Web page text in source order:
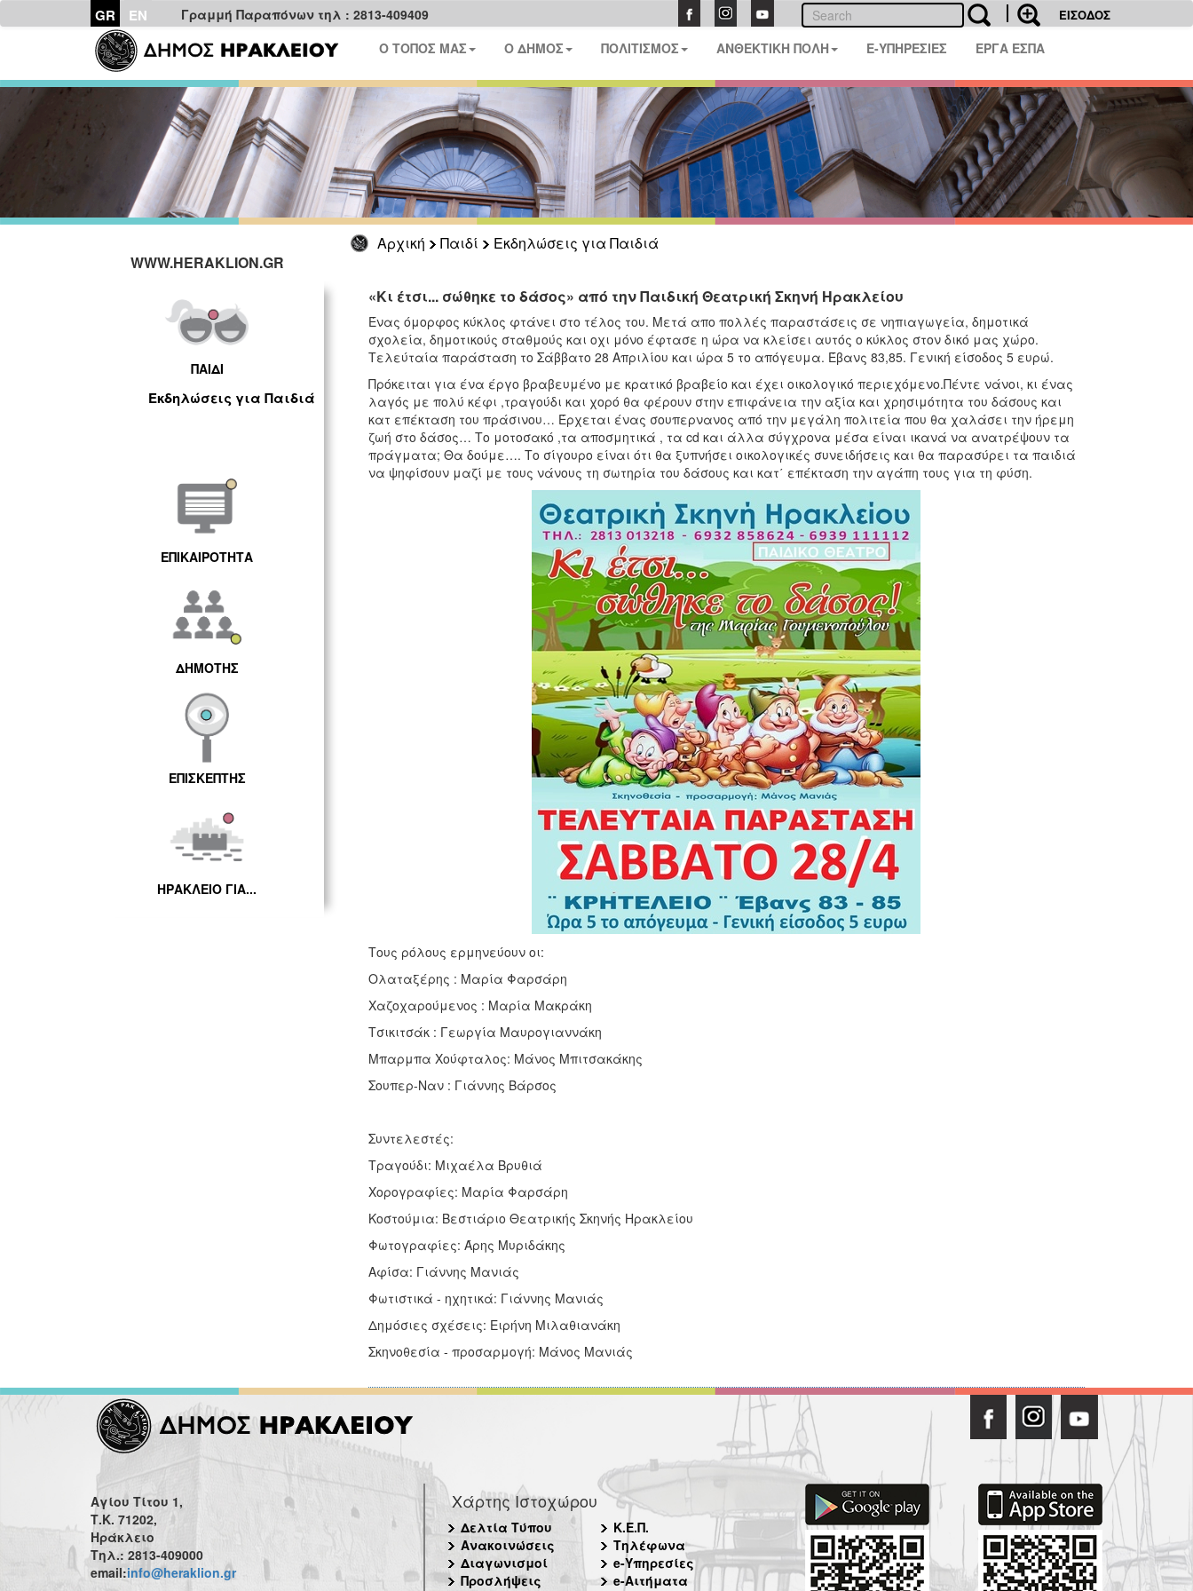
GR EN Γραμμή Παραπόνων τηλ : 2813-409409 ΕΙΣΟΔΟΣ
Ο ΤΟΠΟΣ ΜΑΣ Ο ΔΗΜΟΣ ΠΟΛΙΤΙΣΜΟΣ ΑΝΘΕΚΤΙΚΗ ΠΟΛΗ E-ΥΠΗΡΕΣΙΕΣ ΕΡΓΑ ΕΣΠΑ
Αρχική Παιδί
Εκδηλώσεις για Παιδιά
WWW.HERAKLION.GR
ΠΑΙΔΙ
Εκδηλώσεις για Παιδιά
ΕΠΙΚΑΙΡΟΤΗΤΑ
ΔΗΜΟΤΗΣ
ΕΠΙΣΚΕΠΤΗΣ
ΗΡΑΚΛΕΙΟ ΓΙΑ...
«Κι έτσι... σώθηκε το δάσος» από την Παιδική Θεατρική Σκηνή Ηρακλείου
Ένας όμορφος κύκλος φτάνει στο τέλος του. Μετά απο πολλές παραστάσεις σε νηπιαγωγεία, δημοτικά
σχολεία, δημοτικούς σταθμούς και οχι μόνο έφτασε η ώρα να κλείσει αυτός ο κύκλος στον δικό μας χώρο.
Τελεύταία παράσταση το Σάββατο 28 Απριλίου και ώρα 5 το απόγευμα. Έβανς 83,85. Γενική είσοδος 5 ευρώ.
Πρόκειται για ένα έργο βραβευμένο με κρατικό βραβείο και έχει οικολογικό περιεχόμενο.Πέντε νάνοι, κι ένας
λαγός με πολύ κέφι ,τραγούδι και χορό θα φέρουν στην επιφάνεια την αξία και χρησιμότητα του δάσους και
κατ επέκταση του πράσινου… Έρχεται ένας σουπερνανος από την μεγάλη πολιτεία που θα χαλάσει την ήρεμη
ζωή στο δάσος… Το μοτοσακό ,τα αποσμητικά , τα cd και άλλα σύγχρονα μέσα είναι ικανά να ανατρέψουν τα
πράγματα; Θα δούμε…. Το σίγουρο είναι ότι θα ξυπνήσει οικολογικές συνειδήσεις και θα παρασύρει τα παιδιά
να ψηφίσουν μαζί με τους νάνους τη σωτηρία του δάσους και κατ΄ επέκταση την αγάπη τους για τη φύση.
Τους ρόλους ερμηνεύουν οι:
Ολαταξέρης : Μαρία Φαρσάρη
Χαζοχαρούμενος : Μαρία Μακράκη
Τσικιτσάκ : Γεωργία Μαυρογιαννάκη
Μπαρμπα Χούφταλος: Μάνος Μπιτσακάκης
Σουπερ-Ναν : Γιάννης Βάρσος
Συντελεστές:
Τραγούδι: Μιχαέλα Βρυθιά
Χορογραφίες: Μαρία Φαρσάρη
Κοστούμια: Βεστιάριο Θεατρικής Σκηνής Ηρακλείου
Φωτογραφίες: Άρης Μυριδάκης
Αφίσα: Γιάννης Μανιάς
Φωτιστικά - ηχητικά: Γιάννης Μανιάς
Δημόσιες σχέσεις: Ειρήνη Μιλαθιανάκη
Σκηνοθεσία - προσαρμογή: Μάνος Μανιάς
Αγίου Τίτου 1,
Τ.Κ. 71202,
Ηράκλειο
Τηλ.: 2813-409000
email:info@heraklion.gr
Χάρτης Ιστοχώρου
Δελτία Τύπου
Ανακοινώσεις
Διαγωνισμοί
Προσλήψεις
Κ.Ε.Π.
Τηλέφωνα
e-Υπηρεσίες
e-Αιτήματα